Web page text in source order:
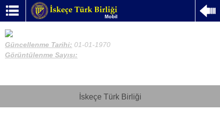
Güncellenme Tarihi: 01-01-1970
Görüntülenme Sayısı:
İskeçe Türk Birliği